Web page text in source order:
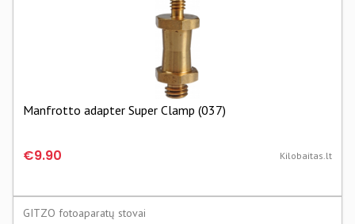
Manfrotto adapter Super Clamp (037)
€9.90 Kilobaitas.lt
GITZO fotoaparatų stovai